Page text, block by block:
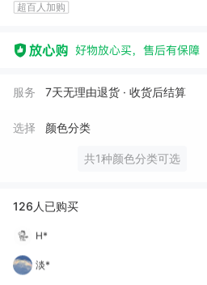
超百人加购
服务 7天无理由退货 · 收货后结算
选择 颜色分类
共1种颜色分类可选
126人已购买
G***.
H*
淡*